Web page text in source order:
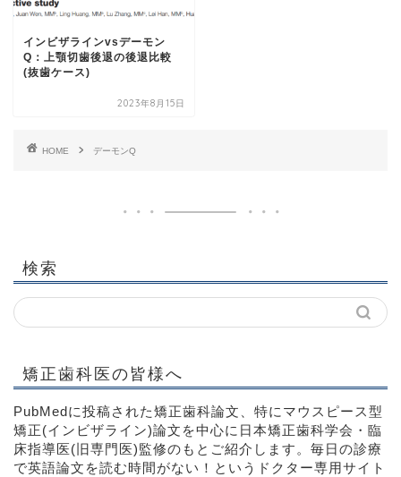
インビザラインvsデーモン
Q：上顎切歯後退の後退比較
(抜歯ケース)
2023年8月15日
HOME デーモンQ
検索
矯正歯科医の皆様へ
PubMedに投稿された矯正歯科論文、特にマウスピース型
矯正(インビザライン)論文を中心に日本矯正歯科学会・臨
床指導医(旧専門医)監修のもとご紹介します。毎日の診療
で英語論文を読む時間がない！というドクター専用サイト